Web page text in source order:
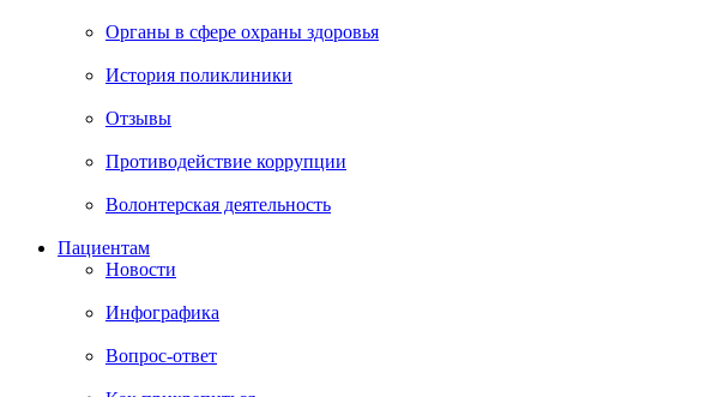
Органы в сфере охраны здоровья
История поликлиники
Отзывы
Противодействие коррупции
Волонтерская деятельность
Пациентам
Новости
Инфографика
Вопрос-ответ